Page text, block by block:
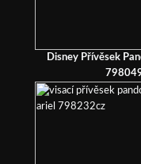
Disney Přívěsek